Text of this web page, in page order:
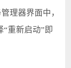
理器界面中，
“重新启动”即